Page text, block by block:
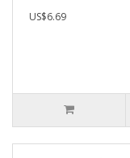
US$6.69